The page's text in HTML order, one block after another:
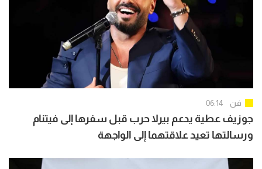
فن 06:14
جوزيف عطية يدعم بيرلا حرب قبل سفرها إلى فيتنام
ورسالتها تعيد علاقتهما إلى الواجهة